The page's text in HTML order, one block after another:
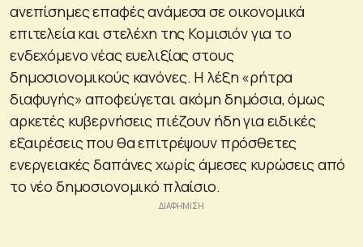
ανεπίσημες επαφές ανάμεσα σε οικονομικά
επιτελεία και στελέχη της Κομισιόν για το
ενδεχόμενο νέας ευελιξίας στους
δημοσιονομικούς κανόνες. Η λέξη «ρήτρα
διαφυγής» αποφεύγεται ακόμη δημόσια, όμως
αρκετές κυβερνήσεις πιέζουν ήδη για ειδικές
εξαιρέσεις που θα επιτρέψουν πρόσθετες
ενεργειακές δαπάνες χωρίς άμεσες κυρώσεις από
το νέο δημοσιονομικό πλαίσιο.